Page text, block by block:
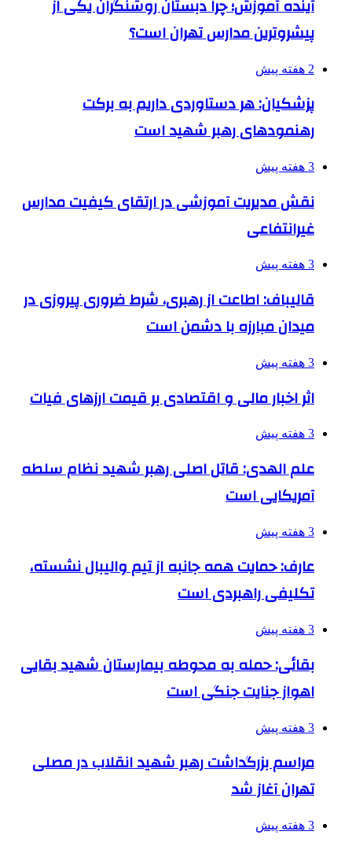
آینده آموزش؛ چرا دبستان روشنگران یکی از
پیشروترین مدارس تهران است؟
2 هفته پیش
پزشکیان: هر دستاوردی داریم به برکت
رهنمودهای رهبر شهید است
3 هفته پیش
نقش مدیریت آموزشی در ارتقای کیفیت مدارس
غیرانتفاعی
3 هفته پیش
قالیباف: اطاعت از رهبری، شرط ضروری پیروزی در
میدان مبارزه با دشمن است
3 هفته پیش
اثر اخبار مالی و اقتصادی بر قیمت ارزهای فیات
3 هفته پیش
علم الهدی: قاتل اصلی رهبر شهید نظام سلطه
آمریکایی است
3 هفته پیش
عارف: حمایت همه جانبه از تیم والیبال نشسته،
تکلیفی راهبردی است
3 هفته پیش
بقائی: حمله به محوطه بیمارستان شهید بقایی
اهواز جنایت جنگی است
3 هفته پیش
مراسم بزرگداشت رهبر شهید انقلاب در مصلی
تهران آغاز شد
3 هفته پیش